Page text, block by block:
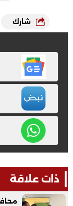
شارك
ذات علاقة